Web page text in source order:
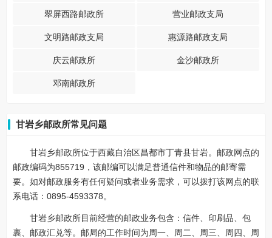
翠屏西路邮政所 营业邮政支局
文明路邮政支局 惠源路邮政支局
庆云邮政所 金沙邮政所
邓南邮政所
甘岩乡邮政所常见问题
甘岩乡邮政所位于西藏自治区昌都市丁青县甘岩。邮政网点的
邮政编码为855719，该邮编可以满足普通信件和物品的邮寄需
要。如对邮政服务有任何疑问或者业务需求，可以拨打该网点的联
系电话：0895-4593378。
甘岩乡邮政所目前经营的邮政业务包含：信件、印刷品、包
裹、邮政汇兑等。邮局的工作时间为周一、周二、周三、周四、周